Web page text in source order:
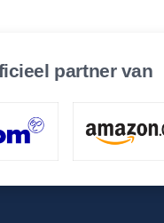
de transformatie van
van gezondheid en
partner van